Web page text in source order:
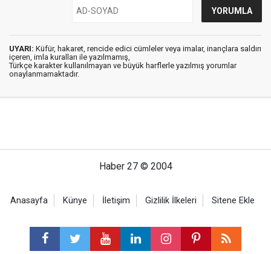
UYARI: Küfür, hakaret, rencide edici cümleler veya imalar, inançlara saldırı
içeren, imla kuralları ile yazılmamış,
Türkçe karakter kullanılmayan ve büyük harflerle yazılmış yorumlar
onaylanmamaktadır.
Haber 27 © 2004
Anasayfa Künye İletişim Gizlilik İlkeleri Sitene Ekle